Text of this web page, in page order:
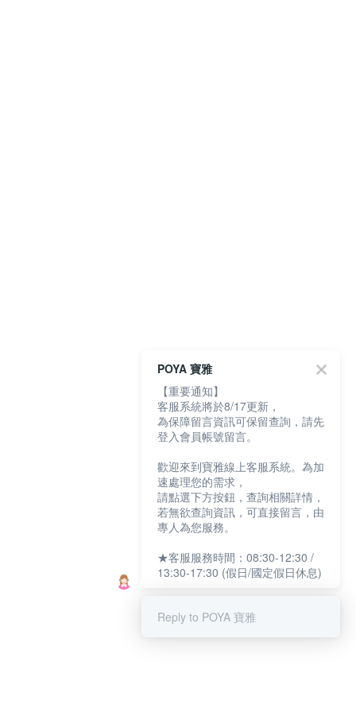
POYA 寶雅
【重要通知】
客服系統將於8/17更新，
為保障留言資訊可保留查詢，請先
登入會員帳號留言。
歡迎來到寶雅線上客服系統。為加
速處理您的需求，
請點選下方按鈕，查詢相關詳情，
若無欲查詢資訊，可直接留言，由
專人為您服務。
★客服服務時間：08:30-12:30 /
13:30-17:30 (假日/國定假日休息)
Reply to POYA 寶雅